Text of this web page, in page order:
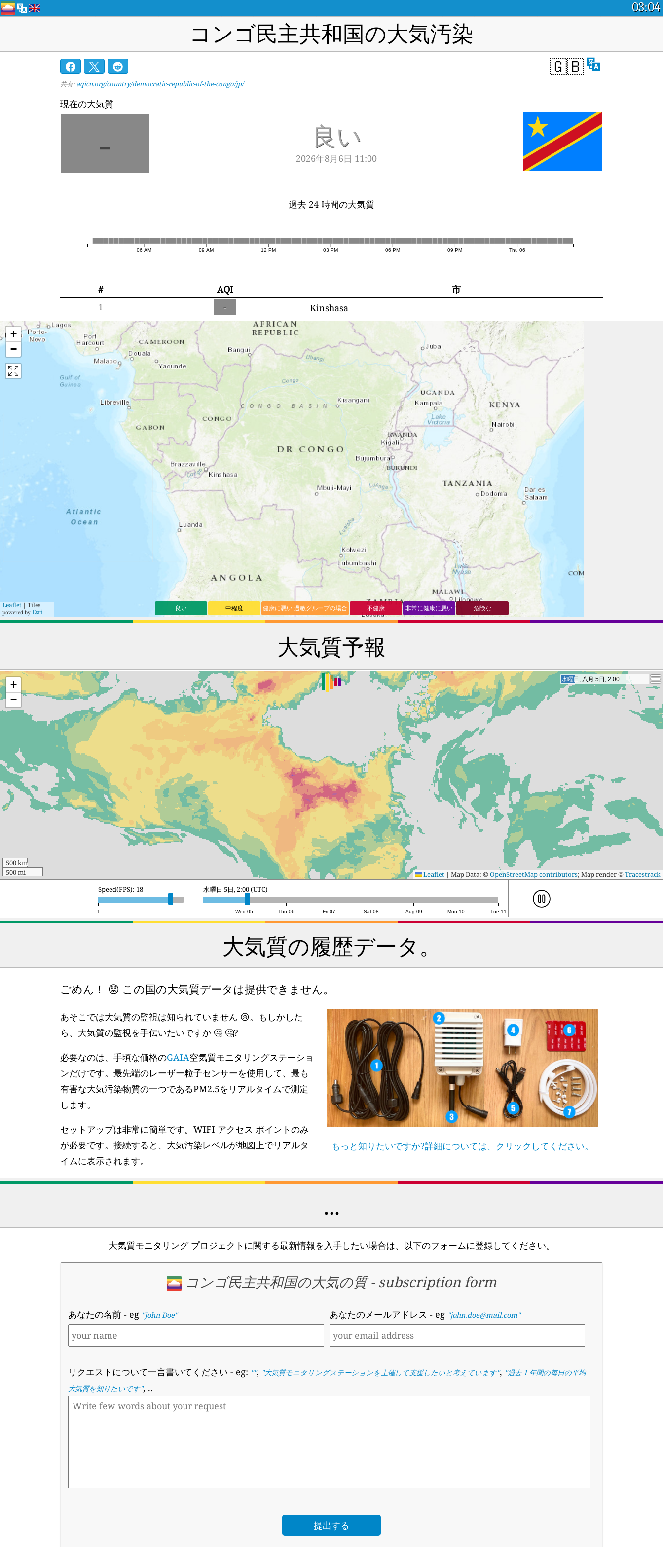
03:04
コンゴ民主共和国の大気汚染
🇬🇧
共有: aqicn.org/country/democratic-republic-of-the-congo/jp/
現在の大気質
- 良い
2026年8月6日 11:00
過去 24 時間の大気質
06 AM 09 AM 12 PM 03 PM 06 PM 09 PM Thu 06
# AQI
市
1
- Kinshasa
+
−
Leaflet | Tiles
powered by Esri 良い 中程度 健康に悪い 過敏グループの場合 不健康 非常に健康に悪い 危険な
大気質予報
木曜日, 八月 6日, 2:00
木曜日, 八月 6日, 2:00
+
−
500 km
500 mi
Leaflet | Map Data: ©OpenStreetMap contributors; Map render ©Tracestrack
1
Speed(FPS): 18
Wed 05 Thu 06 Fri 07 Sat 08 Aug 09 Mon 10 Tue 11
木曜日 6日, 2:00 (UTC)
大気質の履歴データ。
ごめん！ 😟 この国の大気質データは提供できません。
もっと知りたいですか?詳細については、クリックしてください。
あそこでは大気質の監視は知られていません 😢。もしかした
ら、大気質の監視を手伝いたいですか 🤔 🤔?
必要なのは、手頃な価格のGAIA空気質モニタリングステーショ
ンだけです。最先端のレーザー粒子センサーを使用して、最も
有害な大気汚染物質の一つであるPM2.5をリアルタイムで測定
します。
セットアップは非常に簡単です。WIFI アクセス ポイントのみ
が必要です。接続すると、大気汚染レベルが地図上でリアルタ
イムに表示されます。
...
大気質モニタリング プロジェクトに関する最新情報を入手したい場合は、以下のフォームに登録してください。
コンゴ民主共和国の大気の質- subscription form
あなたの名前 - eg "John Doe" あなたのメールアドレス - eg "john.doe@mail.com"
リクエストについて一言書いてください - eg: "", "大気質モニタリングステーションを主催して支援したいと考えています", "過去 1 年間の毎日の平均
大気質を知りたいです", ..